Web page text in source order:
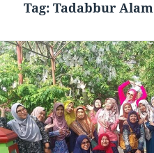
Tag:Tadabbur Alam